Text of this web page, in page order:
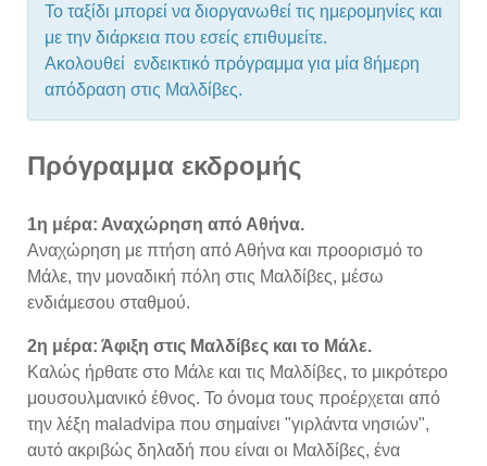
Το ταξίδι μπορεί να διοργανωθεί τις ημερομηνίες και
με την διάρκεια που εσείς επιθυμείτε.
Ακολουθεί ενδεικτικό πρόγραμμα για μία 8ήμερη
απόδραση στις Μαλδίβες.
Πρόγραμμα εκδρομής
1η μέρα: Αναχώρηση από Αθήνα.
Αναχώρηση με πτήση από Αθήνα και προορισμό το
Μάλε, την μοναδική πόλη στις Μαλδίβες, μέσω
ενδιάμεσου σταθμού.
2η μέρα: Άφιξη στις Μαλδίβες και το Μάλε.
Καλώς ήρθατε στο Μάλε και τις Μαλδίβες, το μικρότερο
μουσουλμανικό έθνος. Το όνομα τους προέρχεται από
την λέξη maladvipa που σημαίνει "γιρλάντα νησιών",
αυτό ακριβώς δηλαδή που είναι οι Μαλδίβες, ένα